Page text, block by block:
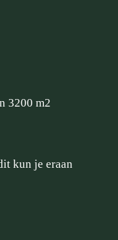
3200 m2
kun je eraan